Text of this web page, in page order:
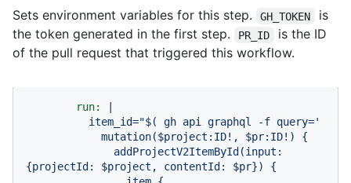
Sets environment variables for this step. GH_TOKEN
is
the token generated in the first step.
PR_ID
is the ID
of the pull request that triggered this workflow.
run:
{projectId: $project, contentId: $pr}) {